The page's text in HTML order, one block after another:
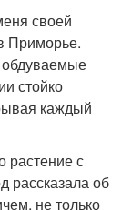
своей
Приморье.
обдуваемые
стойко
каждый
растение с
рассказала об
не только